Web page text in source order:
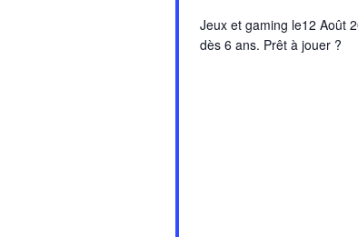
Jeux et gaming le12 Août
dès 6 ans. Prêt à jouer ?